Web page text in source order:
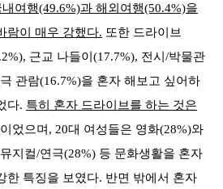
여행(49.6%)과 해외여행(50.4%)을
람이 매우 강했다. 또한 드라이브
근교 나들이(17.7%), 전시/박물관
관람(16.7%)을 혼자 해보고 싶어하
다. 특히 혼자 드라이브를 하는 것은
이었으며, 20대 여성들은 영화(28%)와
지컬/연극(28%) 등 문화생활을 혼자
한 특징을 보였다. 반면 밖에서 혼자